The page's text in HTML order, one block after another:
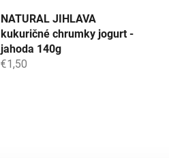
NATURAL JIHLAVA
kukuričné chrumky jogurt -
jahoda 140g
€1,50